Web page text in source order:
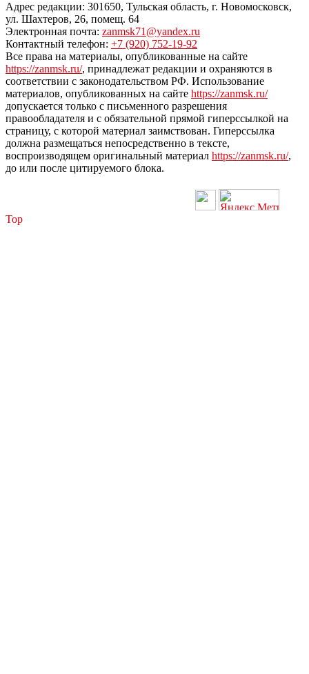
Адрес редакции: 301650, Тульская область, г. Новомосковск,
ул. Шахтеров, 26, помещ. 64
Электронная почта: zanmsk71@yandex.ru
Контактный телефон: +7 (920) 752-19-92
Все права на материалы, опубликованные на сайте
https://zanmsk.ru/, принадлежат редакции и охраняются в
соответствии с законодательством РФ. Использование
материалов, опубликованных на сайте https://zanmsk.ru/
допускается только с письменного разрешения
правообладателя и с обязательной прямой гиперссылкой на
страницу, с которой материал заимствован. Гиперссылка
должна размещаться непосредственно в тексте,
воспроизводящем оригинальный материал https://zanmsk.ru/,
до или после цитируемого блока.
Top